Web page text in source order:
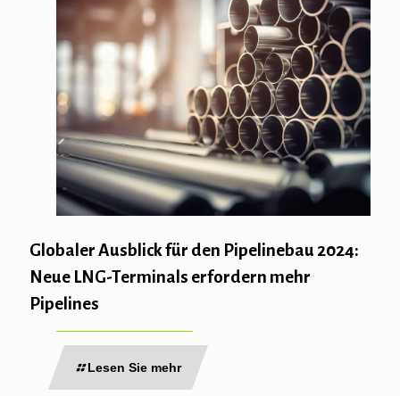
Globaler Ausblick für den Pipelinebau 2024:
Neue LNG-Terminals erfordern mehr
Pipelines
Lesen Sie mehr